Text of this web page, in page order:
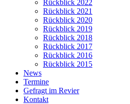
Rückblick 2022
Rückblick 2021
Rückblick 2020
Rückblick 2019
Rückblick 2018
Rückblick 2017
Rückblick 2016
Rückblick 2015
News
Termine
Gefragt im Revier
Kontakt